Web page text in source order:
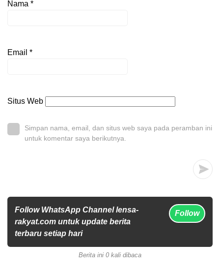
Nama *
Email *
Situs Web
Simpan nama, email, dan situs web saya pada peramban ini
untuk komentar saya berikutnya.
Follow WhatsApp Channel lensa-
rakyat.com untuk update berita
terbaru setiap hari
Follow
Berita ini 0 kali dibaca